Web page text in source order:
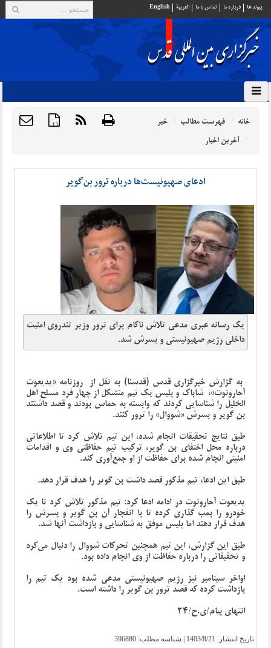
پيوند ها درباره ما تماس با ما العربية English
{ } خانه فهرست مطالب
خبر
آخرین اخبار
ادعای صهیونیست‌ها درباره ترور بن‌گویر
یک رسانه عبری مدعی تلاش ناکام برای ترور وزیر تندروی امنیت
داخلی رژیم صهیونیستی و پسرش شد.
به گزارش خبرگزاری قدس (قدسنا) به نقل از روزنامه «یدیعوت
آحارونوت»، شاباک و پلیس یک تیم متشکل از چهار فرد مسلح اهل
الخلیل را شناسایی کردند که وابسته به حماس بودند و قصد داشتند
بن گویر و پسرش «شووال» را ترور کنند.
طبق نتایج تحقیقات انجام شده، این تیم تلاش کرد تا اطلاعاتی
درباره محل اختفای بن گویر، ترکیب تیم حفاظتی وی و اقدامات
امنیتی انجام شده برای حفاظت از او جمع‌آوری کند.
طبق این ادعا، تیم مذکور قصد داشت بن گویر را هدف قرار دهد.
یدیعوت آحارونوت در ادامه ادعا کرد: تیم مذکور تلاش کرد تا یک
خودرو را بمب گذاری کرده تا با انفجار آن بن گویر و پسرش را
هدف قرار دهند اما پلیس موفق به شناسایی و بازداشت آنها شد.
طبق این گزارش، این تیم همچنین تحرکات شووال را دنبال می‌کرد
و تحقیقاتی را درباره حفاظت از وی انجام داده بود.
اواخر سپتامبر نیز رژیم صهیونیستی مدعی شده بود یک تیم را
بازداشت کرده که قصد ترور بن گویر را داشته است.
انتهای پیام/ی.ح/24
تاریخ انتشار: 1403/8/21 | شناسه مطلب: 396880